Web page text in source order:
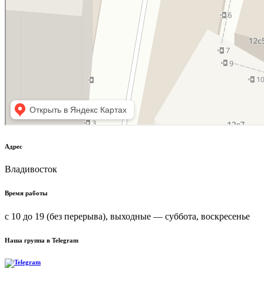
Адрес
Владивосток
Время работы
с 10 до 19 (без перерыва), выходные — суббота, воскресенье
Наша группа в Telegram